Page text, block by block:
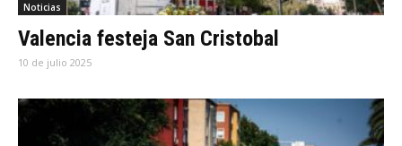
Noticias
Valencia festeja San Cristobal
10 de julio 2025